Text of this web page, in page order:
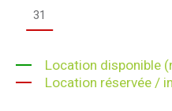
31
Location disponible
Location réservée /